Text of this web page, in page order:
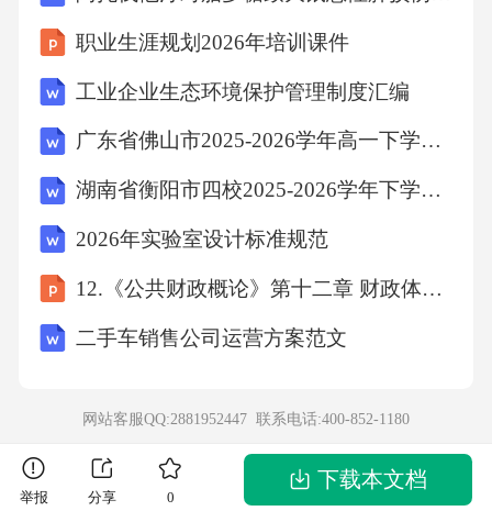
访、受理信访举报、廉政风险点排查等多种方
式，增强监督的主动性和前瞻性。深化运用“四
种形态”，特别是第一种形态，做到抓早抓小、
防微杜渐。（三）健全制度机制，强化协同联
的。要不断完善执纪监督工作的制度体系。一
是健全协同监督机制。进一步理顺纪检监察机
关内部监督检查、审查调查、派驻机构、巡视
巡察等部门的职责分工和协作配合，形成监督
学、严密、高效的党和国家监督体系。二是强
职业生涯规划2026年培训课件
工业企业生态环境保护管理制度汇编
广东省佛山市2025-2026学年高一下学期期末考试数学试卷
湖南省衡阳市四校2025-2026学年下学期期末检测 七年级地理试卷（含答案）
2026年实验室设计标准规范
12.《公共财政概论》第十二章 财政体制 改
二手车销售公司运营方案范文
网站客服QQ:2881952447 联系电话:400-852-1180
举报 分享 0
下载本文档